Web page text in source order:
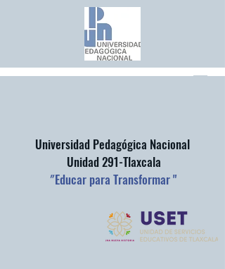
Universidad Pedagógica Nacional
Unidad 291-Tlaxcala
"Educar para Transformar "